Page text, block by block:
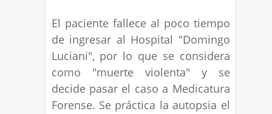
El paciente fallece al poco tiempo
de ingresar al Hospital "Domingo
Luciani", por lo que se considera
como "muerte violenta" y se
decide pasar el caso a Medicatura
Forense. Se práctica la autopsia el